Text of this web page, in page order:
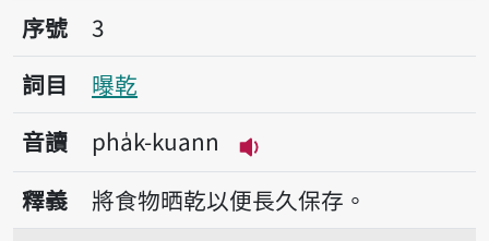
序號3曝乾
序號
3
詞目
曝乾
音讀
pha̍k-kuann
播放音讀pha̍k-kuann
釋義
將食物晒乾以便長久保存。